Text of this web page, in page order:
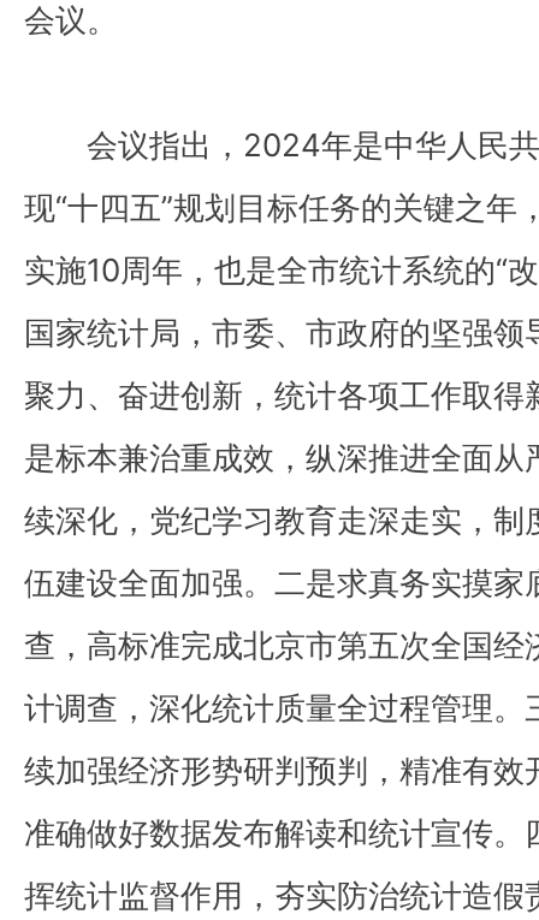
会议。
会议指出，2024年是中华人民
现“十四五”规划目标任务的关键之年
实施10周年，也是全市统计系统的“
国家统计局，市委、市政府的坚强
聚力、奋进创新，统计各项工作取
是标本兼治重成效，纵深推进全面
续深化，党纪学习教育走深走实，
伍建设全面加强。二是求真务实摸
查，高标准完成北京市第五次全国
计调查，深化统计质量全过程管理
续加强经济形势研判预判，精准有
准确做好数据发布解读和统计宣传
挥统计监督作用，夯实防治统计造假